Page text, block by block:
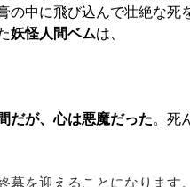
の中に飛び込んで壮絶な死
妖怪人間ベムは、
だが、心は悪魔だった。死
幕を迎えることになります。